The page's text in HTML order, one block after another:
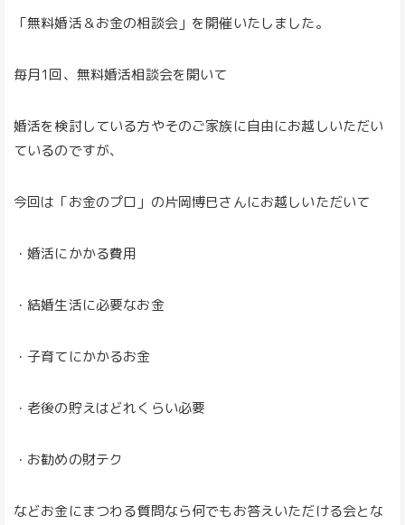
「無料婚活＆お金の相談会」を開催いたしました。
毎月1回、無料婚活相談会を開いて
婚活を検討している方やそのご家族に自由にお越しいただい
ているのですが、
今回は「お金のプロ」の片岡博巳さんにお越しいただいて
・婚活にかかる費用
・結婚生活に必要なお金
・子育てにかかるお金
・老後の貯えはどれくらい必要
・お勧めの財テク
などお金にまつわる質問なら何でもお答えいただける会とな